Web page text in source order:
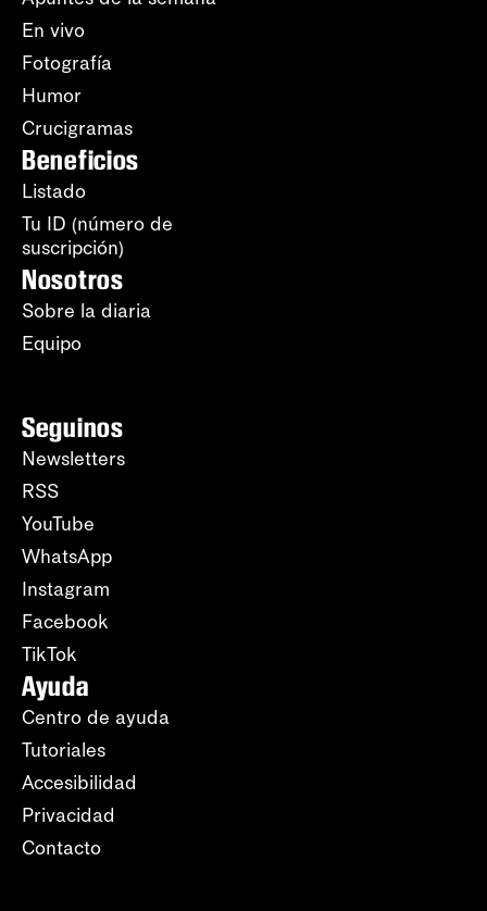
En vivo
Fotografía
Humor
Crucigramas
Beneficios
Listado
Tu ID (número de
suscripción)
Nosotros
Sobre la diaria
Equipo
Seguinos
Newsletters
RSS
YouTube
WhatsApp
Instagram
Facebook
TikTok
Ayuda
Centro de ayuda
Tutoriales
Accesibilidad
Privacidad
Contacto